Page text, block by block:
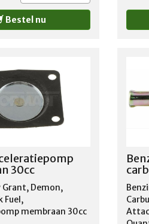
Bestel nu
30cc
Grant, Demon,
Fuel,
membraan 30cc